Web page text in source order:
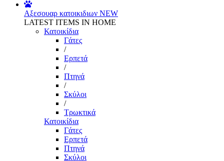
Αξεσουαρ κατοικιδιων NEW
LATEST ITEMS IN HOME
Κατοικίδια
Γάτες
/
Ερπετά
/
Πτηνά
/
Σκύλοι
/
Τρωκτικά
Κατοικίδια
Γάτες
Ερπετά
Πτηνά
Σκύλοι